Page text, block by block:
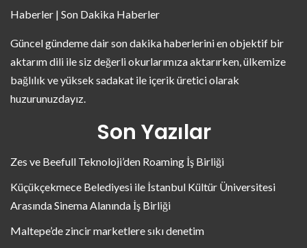
Haberler | Son Dakika Haberler
Güncel gündeme dair son dakika haberlerini en objektif bir
aktarım dili ile siz değerli okurlarımıza aktarırken, ülkemize
bağlılık ve yüksek sadakat ile içerik üretici olarak
huzurunuzdayız.
Son Yazılar
Zes ve Beefull Teknoloji’den Roaming İş Birliği
Küçükçekmece Belediyesi ile İstanbul Kültür Üniversitesi
Arasında Sinema Alanında İş Birliği
Maltepe’de zincir marketlere sıkı denetim